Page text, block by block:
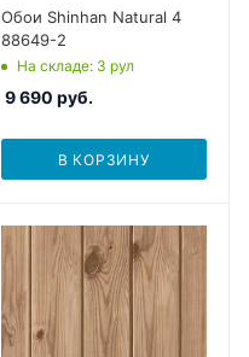
Обои Shinhan Natural 4
88649-2
На складе: 3 рул
9 690 руб.
В КОРЗИНУ